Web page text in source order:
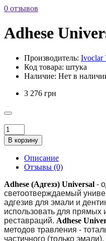
0 отзывов
Adhese
Производитель: Ivoclar
Код товара: штука
Наличие: Нет в
3 276 грн
В корзину
Описание
Отзывы (0)
Adhese (Адгезэ) Universal -
светоотверждаемый
адгезив для эмали и
использовать для прямых
реставраций. Adhese
методов травления -
частичного (только